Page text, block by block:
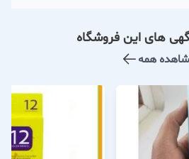
های این فروشگاه
همه